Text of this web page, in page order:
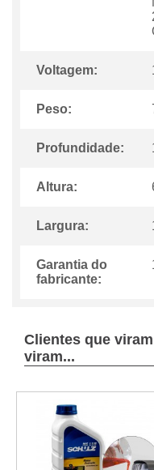
Voltagem:
Peso:
Profundidade:
Altura:
Largura:
Garantia do
fabricante:
Clientes que
viram...